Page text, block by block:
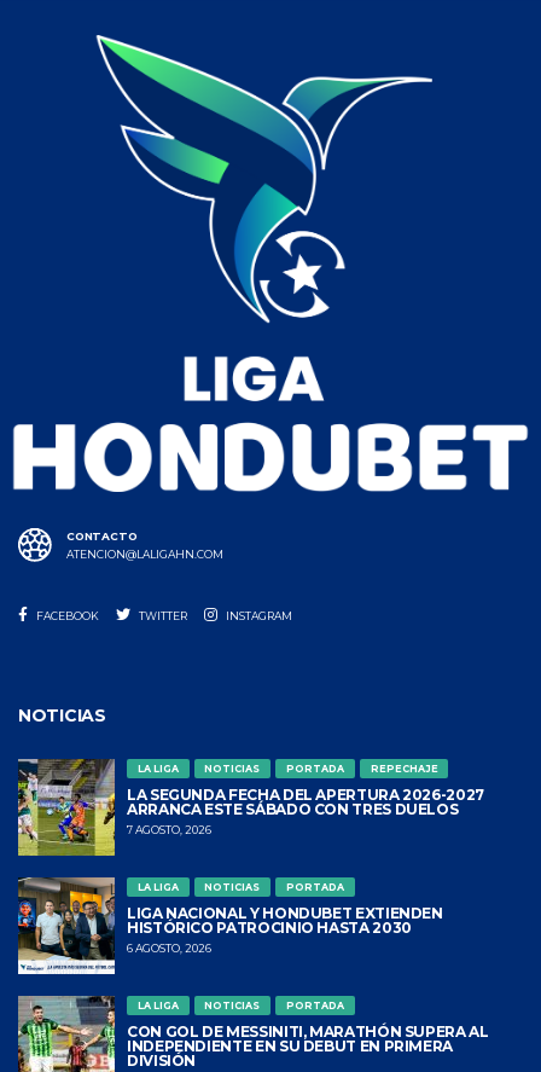
CONTACTO
ATENCION@LALIGAHN.COM
FACEBOOK TWITTER INSTAGRAM
NOTICIAS
LA LIGA NOTICIAS PORTADA REPECHAJE
LA SEGUNDA FECHA DEL APERTURA 2026-2027
ARRANCA ESTE SÁBADO CON TRES DUELOS
7 AGOSTO, 2026
LA LIGA NOTICIAS PORTADA
LIGA NACIONAL Y HONDUBET EXTIENDEN
HISTÓRICO PATROCINIO HASTA 2030
6 AGOSTO, 2026
LA LIGA NOTICIAS PORTADA
CON GOL DE MESSINITI, MARATHÓN SUPERA AL
INDEPENDIENTE EN SU DEBUT EN PRIMERA
DIVISIÓN